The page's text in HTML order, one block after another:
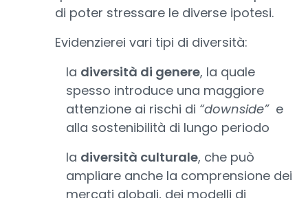
di poter stressare le diverse ipotesi.
Evidenzierei vari tipi di diversità:
la diversità di genere, la quale
spesso introduce una maggiore
attenzione ai rischi di “downside” e
alla sostenibilità di lungo periodo
la diversità culturale, che può
ampliare anche la comprensione dei
mercati globali, dei modelli di